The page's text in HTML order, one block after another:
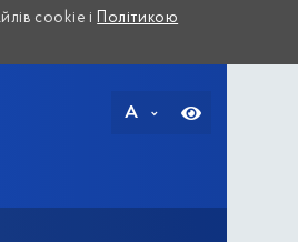
cookie і Політикою
A